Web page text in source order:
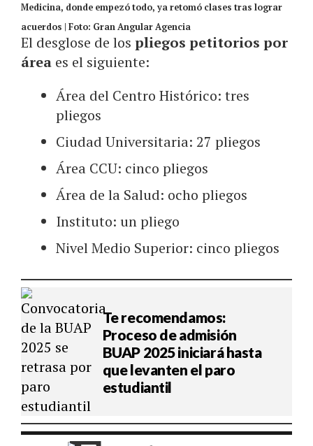
Medicina, donde empezó todo, ya retomó clases tras lograr
acuerdos | Foto: Gran Angular Agencia
El desglose de los pliegos petitorios por
área es el siguiente:
Área del Centro Histórico: tres
pliegos
Ciudad Universitaria: 27 pliegos
Área CCU: cinco pliegos
Área de la Salud: ocho pliegos
Instituto: un pliego
Nivel Medio Superior: cinco pliegos
Te recomendamos:
Proceso de admisión
BUAP 2025 iniciará hasta
que levanten el paro
estudiantil